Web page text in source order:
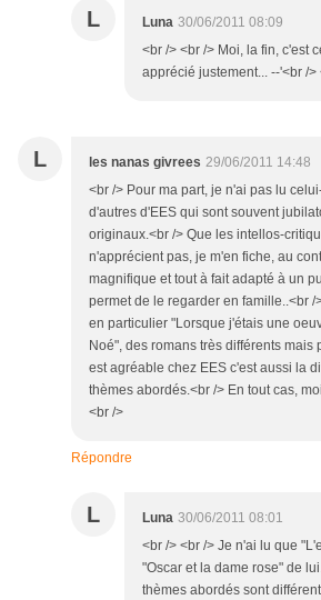
L Luna 30/06/2011 08:09
<br /> <br /> Moi, la fin, c'est
apprécié justement... --'<br />
L les nanas givrees 29/06/2011 14:48
<br /> Pour ma part, je n'ai pas lu
d'autres d'EES qui sont souvent
originaux.<br /> Que les intellos-
n'apprécient pas, je m'en fiche, au
magnifique et tout à fait adapté à un
permet de le regarder en famille..<br /
en particulier "Lorsque j'étais une
Noé", des romans très différents mais
est agréable chez EES c'est aussi la
thèmes abordés.<br /> En tout cas,
<br />
Répondre
L Luna 30/06/2011 08:01
<br /> <br /> Je n'ai lu que
"Oscar et la dame rose" de
thèmes abordés sont